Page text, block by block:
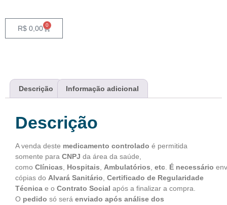
R$ 0,00 0
Descrição Informação adicional
Descrição
A venda deste medicamento controlado é permitida
somente para CNPJ da área da saúde,
como Clínicas Hospitais Ambulatórios etc É necessário
cópias do Alvará Sanitário Certificado de Regularidade
Técnica e o Contrato Social após a finalizar a compra.
O pedido só será enviado após análise dos